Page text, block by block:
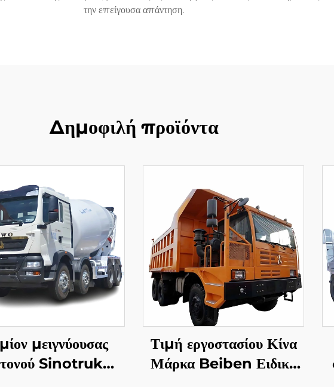
την επείγουσα απάντηση.
Δημοφιλή προϊόντα
μειγνύουσας
Sinotruk
Τιμή εργοστασίου Κίνα
Μάρκα Beiben Ειδικά